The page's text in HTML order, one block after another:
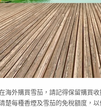
海外購買雪茄，請記得保留購買
楚每種香煙及雪茄的免稅額度，以